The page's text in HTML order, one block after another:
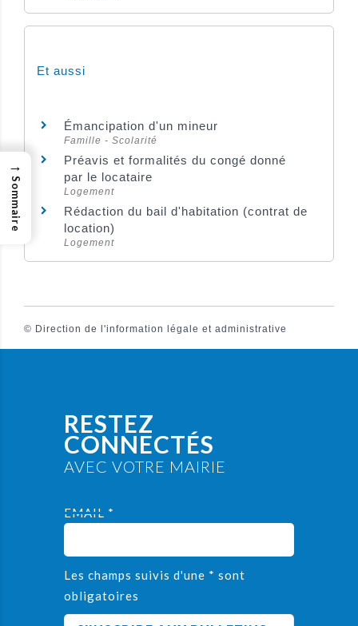
Et aussi
Émancipation d'un mineur
Famille - Scolarité
Préavis et formalités du congé donné
par le locataire
Logement
Rédaction du bail d'habitation (contrat de
location)
Logement
© Direction de l'information légale et administrative
RESTEZ
CONNECTÉS
AVEC VOTRE MAIRIE
EMAIL *
Les champs suivis d'une * sont
obligatoires
→
Sommaire